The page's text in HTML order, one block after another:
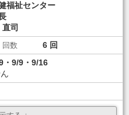
福祉センター
司
6
・9/9・9/16